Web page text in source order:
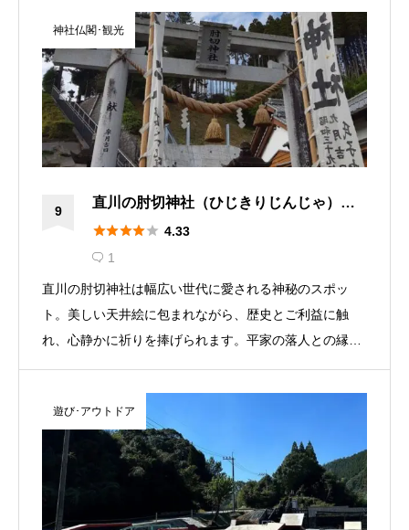
きをお過ごしください。
神社仏閣･観光
9
直川の肘切神社（ひじきりじんじゃ）｜
不思議なご利益と美しい天井絵が広がる
 4.33
 1
直川の肘切神社は幅広い世代に愛される神秘のスポッ
ト。美しい天井絵に包まれながら、歴史とご利益に触
れ、心静かに祈りを捧げられます。平家の落人との縁も
感じる特別な場所。JR日豊本線直川駅から1分の好アク
セスで、オールシーズン訪れやすい。年に2度の「上直
見祭典」も見逃せません。神秘のエネルギーに包まれ、
美しい瞬間をお楽しみください。
遊び･アウトドア